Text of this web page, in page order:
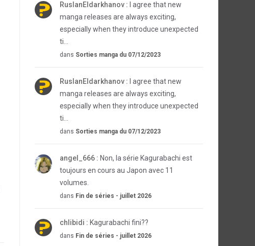
RuslanEldarkhanov :
I agree that new
manga releases are always exciting,
especially when they introduce unexpected
ti...
dans Sorties manga du 07/12/2023
RuslanEldarkhanov :
I agree that new
manga releases are always exciting,
especially when they introduce unexpected
ti...
dans Sorties manga du 07/12/2023
angel_666 : Non, la série Kagurabachi est
toujours en cours au Japon avec 11
volumes.
dans Fin de séries - juillet 2026
chlibidi : Kagurabachi fini??
dans Fin de séries - juillet 2026